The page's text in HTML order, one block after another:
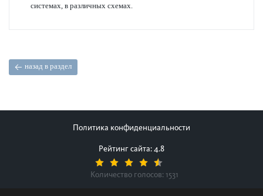
сис­темах, в различных схемах.
назад в раздел
Политика конфиденциальности
Рейтинг сайта: 4.8
Количество голосов: 1531